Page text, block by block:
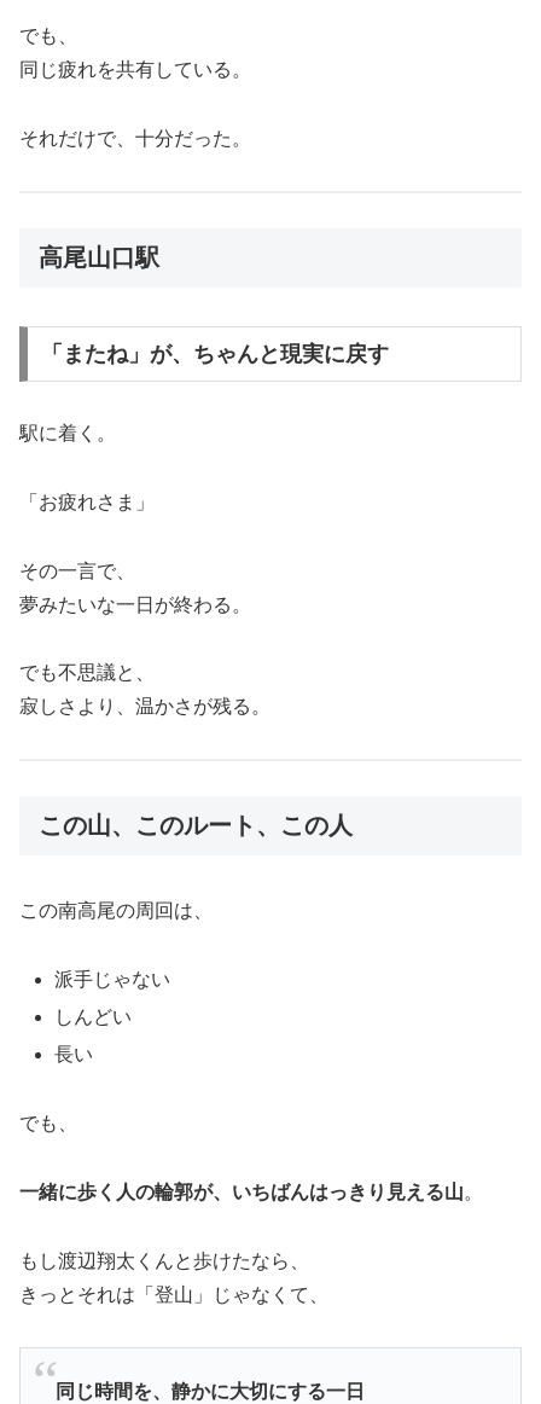
でも、
同じ疲れを共有している。
それだけで、十分だった。
高尾山口駅
「またね」が、ちゃんと現実に戻す
駅に着く。
「お疲れさま」
その一言で、
夢みたいな一日が終わる。
でも不思議と、
寂しさより、温かさが残る。
この山、このルート、この人
この南高尾の周回は、
派手じゃない
しんどい
長い
でも、
一緒に歩く人の輪郭が、いちばんはっきり見える山。
もし渡辺翔太くんと歩けたなら、
きっとそれは「登山」じゃなくて、
同じ時間を、静かに大切にする一日